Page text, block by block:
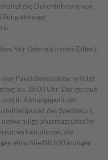
die Durchführung von
etwaiger
Vor Gebrauch stets Etikett
den Paketdienstleister erfolgt
bis 18:00 Uhr. Der genaue
in Abhängigkeit der
des Spediteurs
pharmazeutische
dienen, die
einschließlich Klärungen